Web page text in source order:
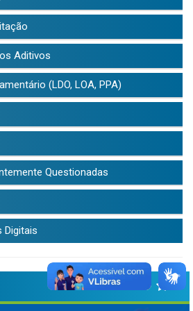
Aditivos
(LDO, LOA, PPA)
Questionadas
Digitais